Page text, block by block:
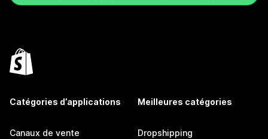
Catégories d’applications
Canaux de vente
Meilleures catégories
Dropshipping